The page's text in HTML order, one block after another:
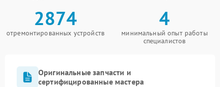
2874
отремонтированных устройств
4
минимальный опыт работы
специалистов
Оригинальные запчасти и
сертифицированные мастера